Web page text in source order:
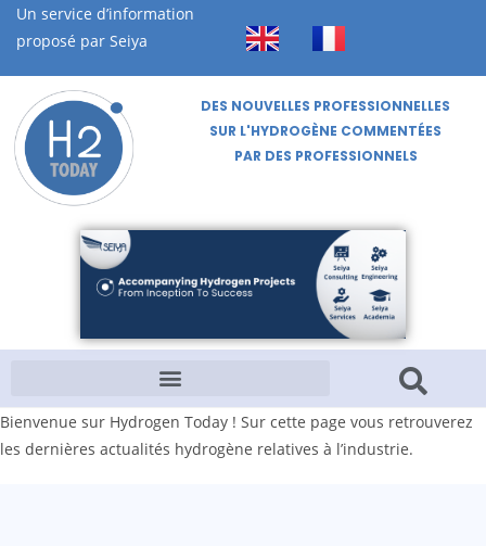
Un service d’information
proposé par Seiya
DES NOUVELLES PROFESSIONNELLES
SUR L'HYDROGÈNE COMMENTÉES
PAR DES PROFESSIONNELS
Bienvenue sur Hydrogen Today ! Sur cette page vous retrouverez
les dernières actualités hydrogène relatives à l’industrie.